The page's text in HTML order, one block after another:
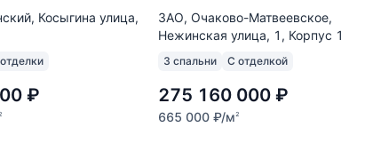
Косыгина улица,
₽
ЗАО, Очаково-Матвеевское,
Нежинская улица, 1, Корпус 1
3 спальни С отделкой
275 160 000 ₽
665 000 ₽/м2